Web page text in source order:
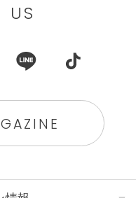
US